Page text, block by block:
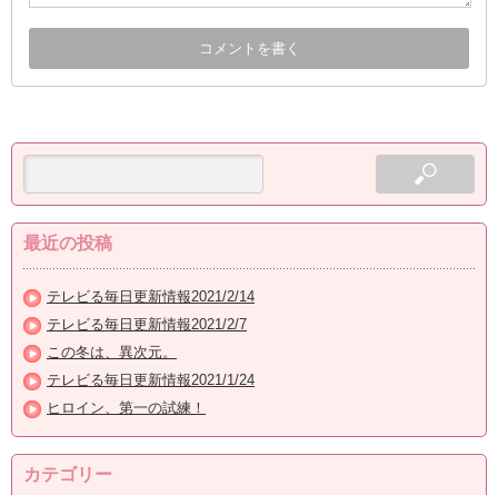
最近の投稿
テレビる毎日更新情報2021/2/14
テレビる毎日更新情報2021/2/7
この冬は、異次元。
テレビる毎日更新情報2021/1/24
ヒロイン、第一の試練！
カテゴリー